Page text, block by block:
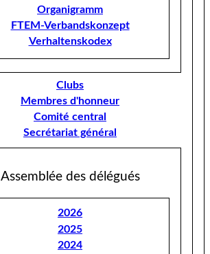
Organigramm
FTEM-Verbandskonzept
Verhaltenskodex
Clubs
Membres d'honneur
Comité central
Secrétariat général
Assemblée des délégués
2026
2025
2024